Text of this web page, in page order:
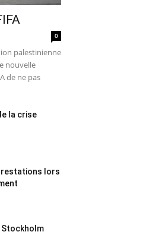
0
palestinienne
nouvelle
de ne pas
la crise
lors